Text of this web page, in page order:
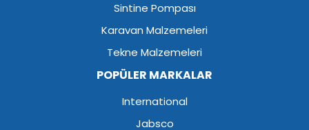
Sintine Pompası
Karavan Malzemeleri
Tekne Malzemeleri
POPÜLER MARKALAR
International
Jabsco